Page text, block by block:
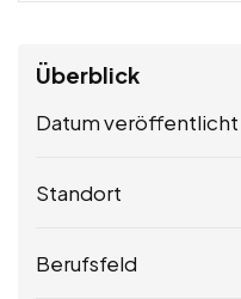
Überblick
Datum veröffentlicht
Standort
Berufsfeld